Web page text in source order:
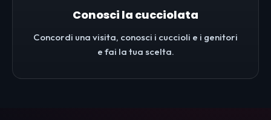
Conosci la cucciolata
Concordi una visita, conosci i cuccioli e i genitori
e fai la tua scelta.